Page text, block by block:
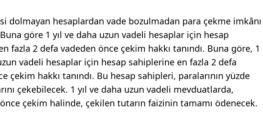
dolmayan hesaplardan vade bozulmadan para çekme imkânı
göre 1 yıl ve daha uzun vadeli hesaplar için hesap
fazla 2 defa vadeden önce çekim hakkı tanındı. Buna göre, 1
vadeli hesaplar için hesap sahiplerine en fazla 2 defa
çekim hakkı tanındı. Bu hesap sahipleri, paralarının yüzde
çekebilecek. 1 yıl ve daha uzun vadeli mevduatlarda,
çekim halinde, çekilen tutarın faizinin tamamı ödenecek.